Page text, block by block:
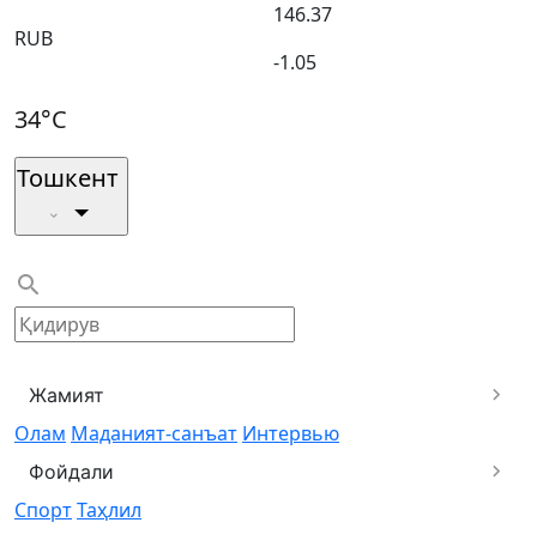
RUB
146.37
-1.05
34°C
Тошкент
Жамият
Олам Маданият-санъат Интервью
Фойдали
СпортТаҳлил